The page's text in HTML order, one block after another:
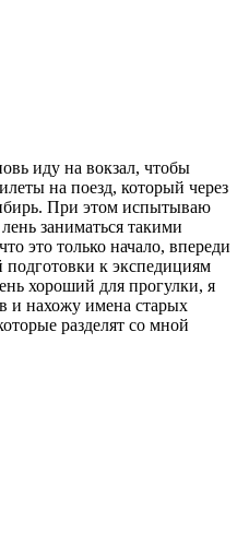
иду на вокзал, чтобы
на поезд, который через
При этом испытываю
заниматься такими
это только начало, впереди
подготовки к экспедициям
хороший для прогулки, я
и нахожу имена старых
разделят со мной